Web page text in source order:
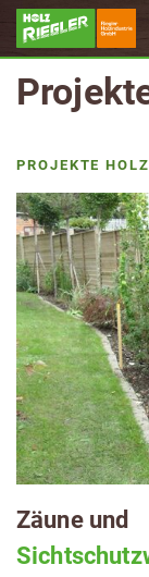
PROJEKTE
Zäune und